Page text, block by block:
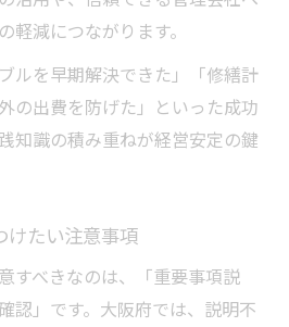
軽減につながります。
ルを早期解決できた」「修繕計
の出費を防げた」といった成功
知識の積み重ねが経営安定の鍵
けたい注意事項
すべきなのは、「重要事項説
認」です。大阪府では、説明不